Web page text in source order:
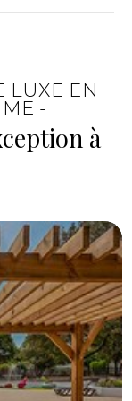
les
LUXE EN
-
à